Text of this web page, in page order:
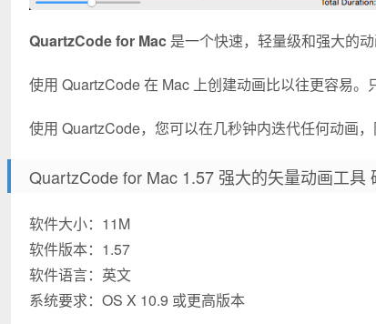
QuartzCode for Mac 是一个快速，轻量级和强大的
使用 QuartzCode 在 Mac 上创建动画比以往更容易。
使用 QuartzCode，您可以在几秒钟内迭代任何动画
QuartzCode for Mac 1.57 强大的矢量动画工具
软件大小：11M
软件版本：1.57
软件语言：英文
系统要求：OS X 10.9 或更高版本